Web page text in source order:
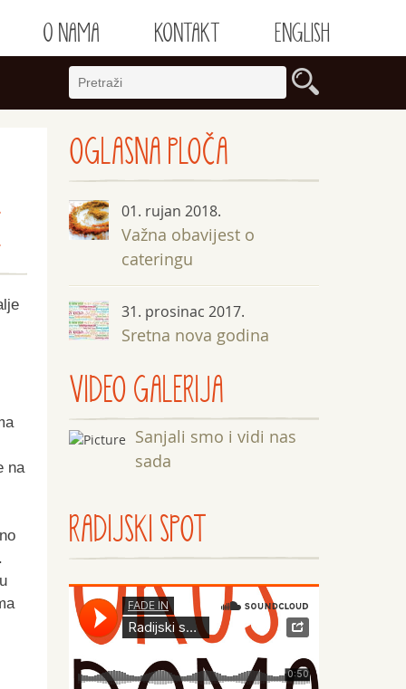
O NAMA KONTAKT ENGLISH
na
OGLASNA PLOČA
01. rujan 2018.
Važna obavijest o
cateringu
31. prosinac 2017.
Sretna nova godina
VIDEO GALERIJA
Sanjali smo i vidi nas
sada
RADIJSKI SPOT